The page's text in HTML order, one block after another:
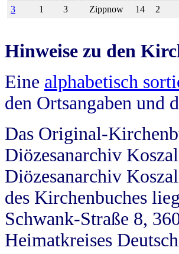
3
1 3 Zippnow 14 2
Hinweise zu den
Eine alphabetisch
den Ortsangaben und
Das Original-
Diözesanarchiv
Diözesanarchiv
des Kirchenbuches
Schwank-Straße 8,
Heimatkreises